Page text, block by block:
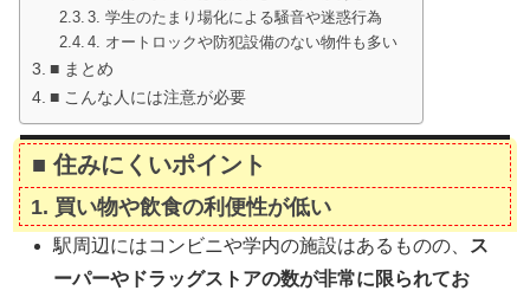
3. 学生のたまり場化による騒音や迷惑行為
4. オートロックや防犯設備のない物件も多い
■ まとめ
■ こんな人には注意が必要
■ 住みにくいポイント
1. 買い物や飲食の利便性が低い
駅周辺にはコンビニや学内の施設はあるものの、
ス
ーパーやドラッグストアの数が非常に限られてお